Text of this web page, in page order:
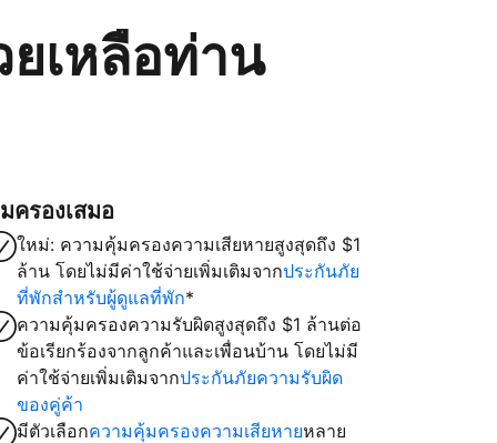
ยเหลือท่าน
ครองเสมอ
ใหม่: ความคุ้มครองความเสียหายสูงสุดถึง $1
ล้าน โดยไม่มีค่าใช้จ่ายเพิ่มเติมจากประกันภัย
ที่พักสำหรับผู้ดูแลที่พัก*
ความคุ้มครองความรับผิดสูงสุดถึง $1 ล้านต่อ
ข้อเรียกร้องจากลูกค้าและเพื่อนบ้าน โดยไม่มี
ค่าใช้จ่ายเพิ่มเติมจากประกันภัยความรับผิด
ของคู่ค้า
มีตัวเลือกความคุ้มครองความเสียหายหลาย